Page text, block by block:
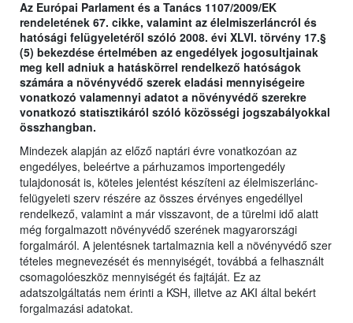
Az Európai Parlament és a Tanács 1107/2009/EK
rendeletének 67. cikke, valamint az élelmiszerláncról és
hatósági felügyeletéről szóló 2008. évi XLVI. törvény 17.§
(5) bekezdése értelmében az engedélyek jogosultjainak
meg kell adniuk a hatáskörrel rendelkező hatóságok
számára a növényvédő szerek eladási mennyiségeire
vonatkozó valamennyi adatot a növényvédő szerekre
vonatkozó statisztikáról szóló közösségi jogszabályokkal
összhangban.
Mindezek alapján az előző naptári évre vonatkozóan az
engedélyes, beleértve a párhuzamos importengedély
tulajdonosát is, köteles jelentést készíteni az élelmiszerlánc-
felügyeleti szerv részére az összes érvényes engedéllyel
rendelkező, valamint a már visszavont, de a türelmi idő alatt
még forgalmazott növényvédő szerének magyarországi
forgalmáról. A jelentésnek tartalmaznia kell a növényvédő szer
tételes megnevezését és mennyiségét, továbbá a felhasznált
csomagolóeszköz mennyiségét és fajtáját. Ez az
adatszolgáltatás nem érinti a KSH, illetve az AKI által bekért
forgalmazási adatokat.